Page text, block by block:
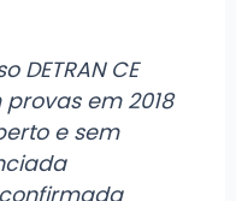
DETRAN CE
provas em 2018
e sem